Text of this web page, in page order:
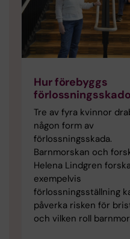
Hur förebyggs
Tre av fyra kvinnor
någon form av
förlossningsskada.
Barnmorskan och
Helena Lindgren
exempelvis
förlossningsställning
påverka risken för
och vilken roll